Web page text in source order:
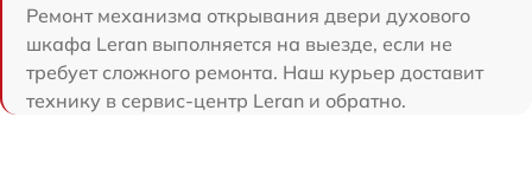
Ремонт механизма открывания двери духового
шкафа Leran выполняется на выезде, если не
требует сложного ремонта. Наш курьер доставит
технику в сервис-центр Leran и обратно.